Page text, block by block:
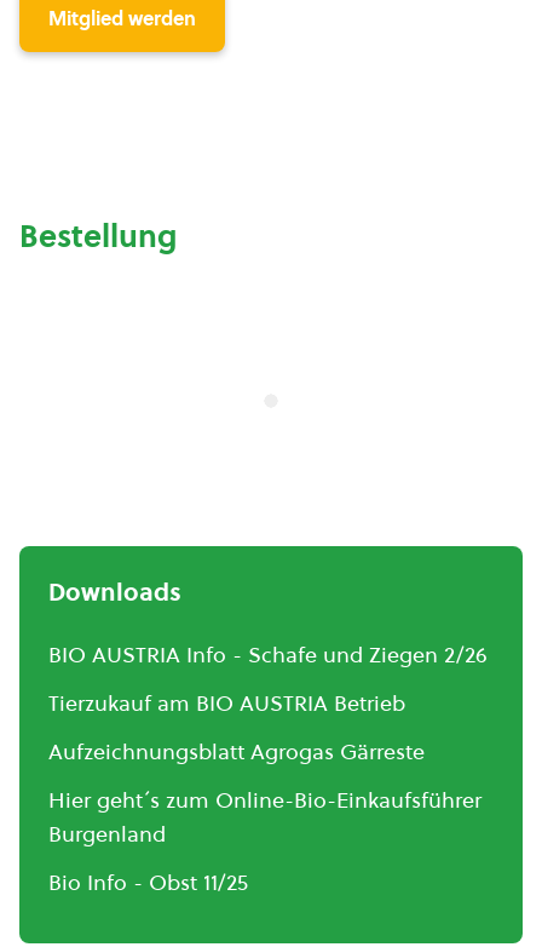
Mitglied werden
Bestellung
Downloads
BIO AUSTRIA Info - Schafe und Ziegen 2/26
Tierzukauf am BIO AUSTRIA Betrieb
Aufzeichnungsblatt Agrogas Gärreste
Hier geht´s zum Online-Bio-Einkaufsführer
Burgenland
Bio Info - Obst 11/25